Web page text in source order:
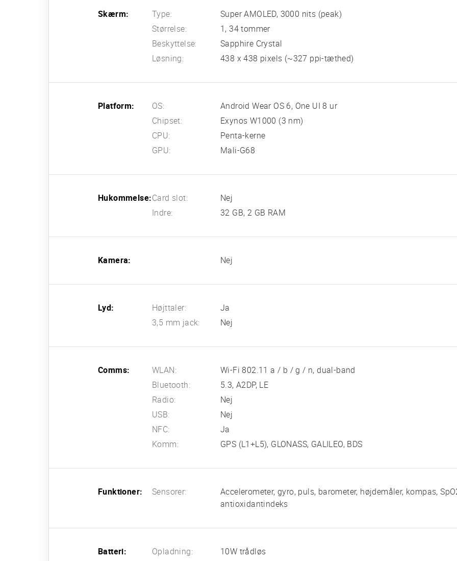
Skærm: Type:
Super AMOLED, 3000 nits (peak)
Størrelse:
1, 34 tommer
Beskyttelse:
Sapphire Crystal
Løsning:
438 x 438 pixels (~327 ppi-tæthed)
Platform: OS:
Android Wear OS 6, One UI 8 ur
Chipset:
Exynos W1000 (3 nm)
CPU:
Penta-kerne
GPU:
Mali-G68
Hukommelse:Card slot:
Nej
Indre:
32 GB, 2 GB RAM
Kamera: Nej
Lyd: Højttaler:
Ja
3,5 mm jack:
Nej
Comms: WLAN:
Wi-Fi 802.11 a / b / g / n, dual-band
Bluetooth:
5.3, A2DP, LE
Radio:
Nej
USB:
Nej
NFC:
Ja
Komm:
GPS (L1+L5), GLONASS, GALILEO, BDS
Funktioner: Sensorer:
Accelerometer, gyro, puls, barometer, højdemåler, kompas,
antioxidantindeks
Batteri: Opladning:
10W trådløs